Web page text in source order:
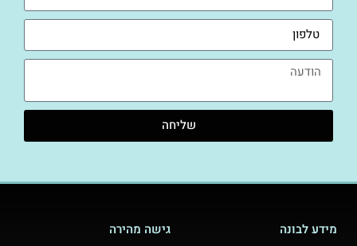
שליחה
מידע לבונה
גישה מהירה